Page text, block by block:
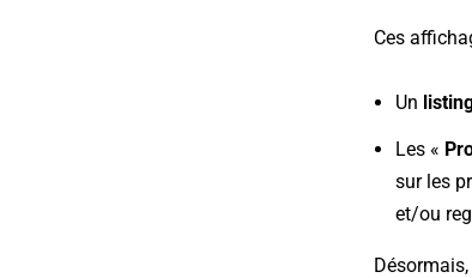
Ces
Un
Les «
sur les
et/ou